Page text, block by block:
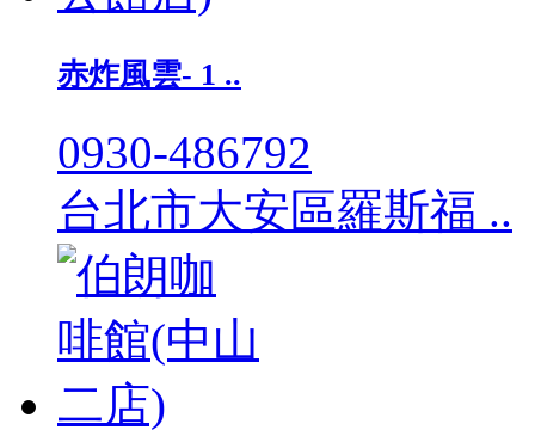
赤炸風雲- 1 ..
0930-486792
台北市大安區羅斯福 ..